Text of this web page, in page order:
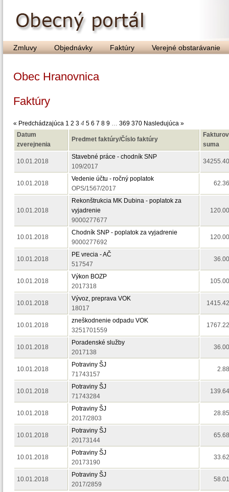
Zmluvy Objednávky Faktúry Verejné obstarávanie
Obec Hranovnica
Faktúry
« Predchádzajúca 1 2 3 4 5 6 7 8 9 … 369 370 Nasledujúca »
Datum
zverejnenia
Predmet faktúry/Číslo faktúry
suma
10.01.2018
Stavebné práce - chodník SNP
109/2017
10.01.2018
Vedenie účtu - ročný poplatok
OPS/1567/2017
10.01.2018
Rekonštrukcia MK Dubina - poplatok za
vyjadrenie
9000277677
10.01.2018
Chodník SNP - poplatok za vyjadrenie
9000277692
10.01.2018
PE vrecia - AČ
517547
10.01.2018
Výkon BOZP
2017318
10.01.2018
Vývoz, preprava VOK
18017
10.01.2018
zneškodnenie odpadu VOK
3251701559
10.01.2018
Poradenské služby
2017138
10.01.2018
Potraviny ŠJ
71743157
10.01.2018
Potraviny ŠJ
71743284
10.01.2018
Potraviny ŠJ
2017/2803
10.01.2018
Potraviny ŠJ
20173144
10.01.2018
Potraviny ŠJ
20173190
10.01.2018
Potraviny ŠJ
2017/2859